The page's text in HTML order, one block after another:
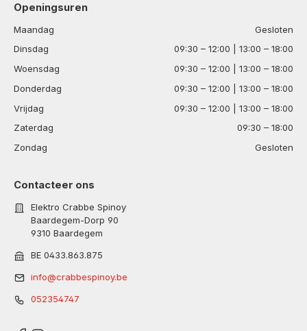
Openingsuren
Maandag
Gesloten
Dinsdag
09:30 – 12:00 | 13:00 – 18:00
Woensdag
09:30 – 12:00 | 13:00 – 18:00
Donderdag
09:30 – 12:00 | 13:00 – 18:00
Vrijdag
09:30 – 12:00 | 13:00 – 18:00
Zaterdag
09:30 – 18:00
Zondag
Gesloten
Contacteer ons
Elektro Crabbe Spinoy
Baardegem-Dorp 90
9310 Baardegem
BE 0433.863.875
info@crabbespinoy.be
052354747